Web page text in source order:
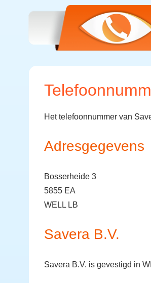
Het telefoonnummer van
Adresgegevens
Bosserheide 3
5855 EA
WELL LB
Savera B.V.
Savera B.V. is gevestigd in